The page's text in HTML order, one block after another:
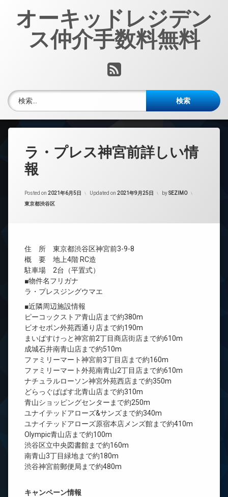
オーキッドレジデン
ス仲介手数料無料
RSS
検索:
ラ・プレス神宮前詳しい情
報
Posted on 2021年6月5日 Updated on 2021年9月25日 bySEZIMO
カテゴリー:
東京都渋谷区
住 所 東京都渋谷区神宮前3-9-8
概 要 地上4階 RC造
駐車場 2台（平置式）
■物件名フリガナ
ラ・プレスジングウマエ
■近隣周辺施設情報
ピーコックストア青山店まで約380m
ビオセボン外苑西通り店まで約190m
まいばすけっと神宮前2丁目商店街店まで約610m
成城石井南青山店まで約510m
ファミリーマート神宮前3丁目店まで約160m
ファミリーマート外苑南青山2丁目店まで約610m
ナチュラルローソン神宮外苑西店まで約350m
どらっぐぱぱす北青山店まで約310m
青山ショッピングセンターまで約250m
ユナイテッドアローズ&サンズまで約340m
ユナイテッドアローズ原宿本店メンズ館まで約410m
Olympic青山店まで約100m
渋谷区立中央図書館まで約160m
南青山3丁目緑地まで約180m
渋谷神宮前郵便局まで約480m
キャンペーン情報